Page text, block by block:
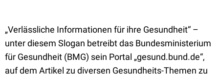
„Verlässliche Informationen für ihre Gesundheit“ ­–
unter diesem Slogan betreibt das Bundesministerium
für Gesundheit (BMG) sein Portal „gesund.bund.de“,
auf dem Artikel zu diversen Gesundheits-Themen zu